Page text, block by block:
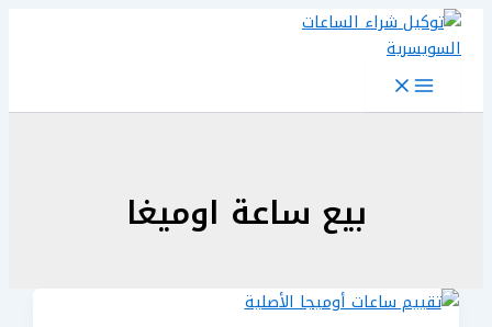
تخطي
المحتوى
بيع ساعة اوميغا